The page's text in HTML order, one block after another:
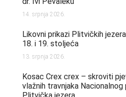
14. srpnja 2026.
Likovni prikazi Plitvičkih
18. i 19. stoljeća
13. srpnja 2026.
Kosac Crex crex – skroviti
vlažnih travnjaka Nacionalnog
Plitvička jezera